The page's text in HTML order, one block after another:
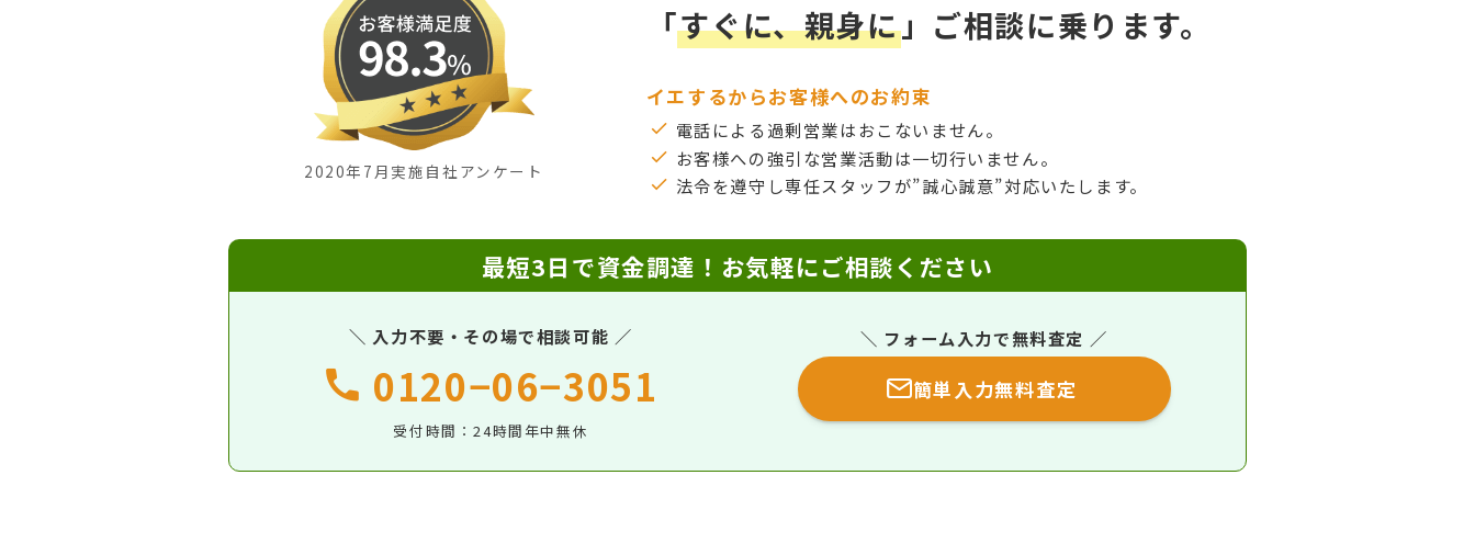
2020年7月実施自社アンケート
「すぐに、親身に」ご相談に乗ります。
イエするからお客様へのお約束
電話による過剰営業はおこないません。
お客様への強引な営業活動は一切行いません。
法令を遵守し専任スタッフが”誠心誠意”対応いたします。
最短3日で資金調達！ お気軽にご相談ください
＼ 入力不要・その場で相談可能 ／
0120−06−3051
受付時間：24時間年中無休
＼ フォーム入力で無料査定 ／
簡単入力無料査定